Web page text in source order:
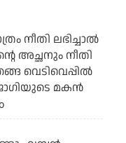
നീതി ലഭിച്ചാല്‍
അച്ഛനും നീതി
വെടിവെപ്പില്‍
മകന്‍